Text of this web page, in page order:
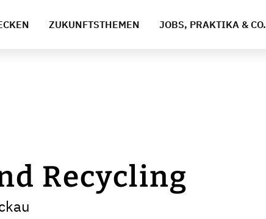
ZUKUNFTSTHEMEN JOBS, PRAKTIKA & CO.
Recycling